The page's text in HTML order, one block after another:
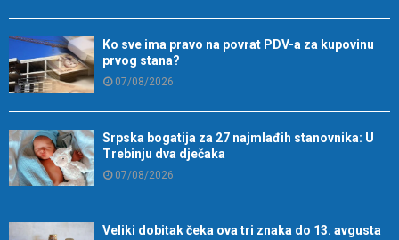
Ko sve ima pravo na povrat PDV-a za kupovinu
prvog stana?
07/08/2026
Srpska bogatija za 27 najmlađih stanovnika: U
Trebinju dva dječaka
07/08/2026
Veliki dobitak čeka ova tri znaka do 13. avgusta